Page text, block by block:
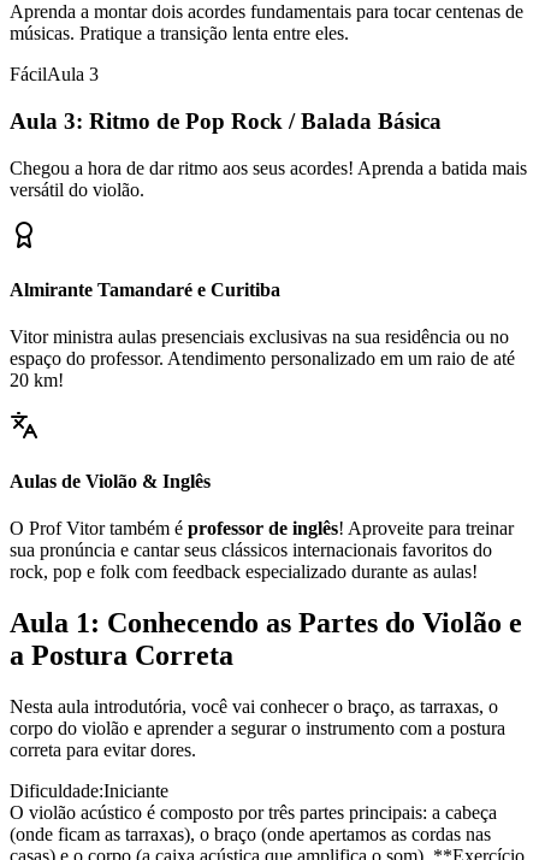
Aprenda a montar dois acordes fundamentais para tocar centenas de
músicas. Pratique a transição lenta entre eles.
FácilAula 3
Aula 3: Ritmo de Pop Rock / Balada Básica
Chegou a hora de dar ritmo aos seus acordes! Aprenda a batida mais
versátil do violão.
Almirante Tamandaré e Curitiba
Vitor ministra aulas presenciais exclusivas na sua residência ou no
espaço do professor. Atendimento personalizado em um raio de até
20 km!
Aulas de Violão & Inglês
O Prof Vitor também é professor de inglês! Aproveite para treinar
sua pronúncia e cantar seus clássicos internacionais favoritos do
rock, pop e folk com feedback especializado durante as aulas!
Aula 1: Conhecendo as Partes do Violão e
a Postura Correta
Nesta aula introdutória, você vai conhecer o braço, as tarraxas, o
corpo do violão e aprender a segurar o instrumento com a postura
correta para evitar dores.
Dificuldade:Iniciante
O violão acústico é composto por três partes principais: a cabeça
(onde ficam as tarraxas), o braço (onde apertamos as cordas nas
casas) e o corpo (a caixa acústica que amplifica o som). **Exercício